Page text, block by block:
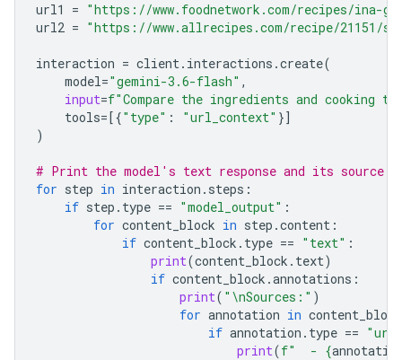
url1 = "https://www.foodnetwork.com/recipes/ina-
url2 = "https://www.allrecipes.com/recipe/21151/
interaction = client. interactions .create(
model="gemini-3.6-flash" ,
input=f"Compare the ingredients and cooking
tools=[{"type" : "url_context" }]
)
# Print the model's text response and its source
for step in interaction . steps :
if step . type == "model_output" :
for content_block in step .content :
if content_block . type == "text" :
print(content_block . text)
if content_block .annotations :
print( " \nSources:" )
for annotation in content_block
if annotation . type ==
print(f"  - {